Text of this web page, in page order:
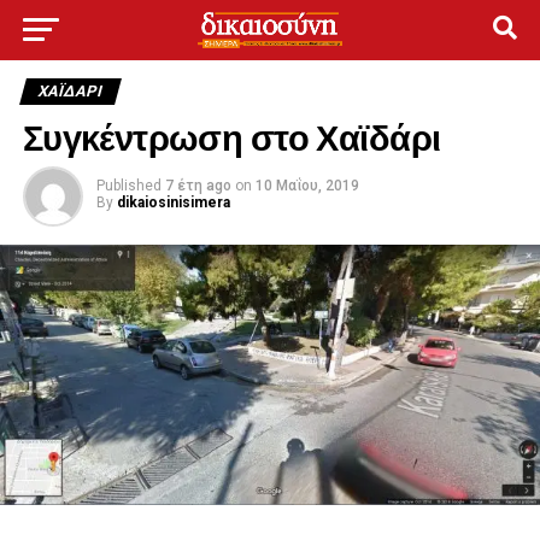
ΧΑΪΔΑΡΙ
Συγκέντρωση στο Χαϊδάρι
Published 7 έτη ago on 10 Μαΐου, 2019
By dikaiosinisimera